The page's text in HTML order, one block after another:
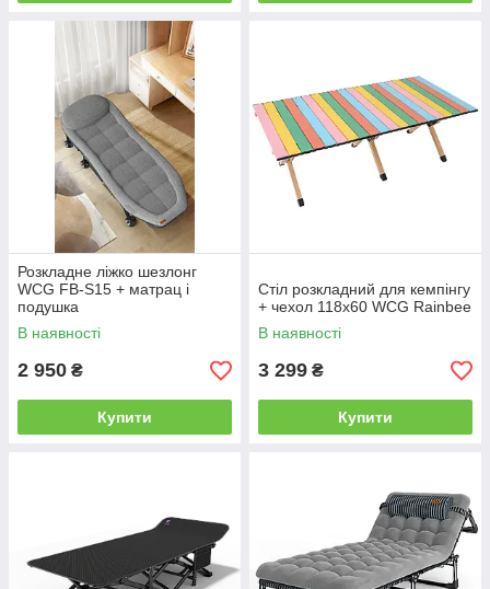
Розкладне ліжко шезлонг
WCG FB-S15 + матрац і
подушка
В наявності
2 950 ₴
Купити
Cтіл розкладний для кемпінгу
+ чехол 118х60 WCG Rainbee
В наявності
3 299 ₴
Купити